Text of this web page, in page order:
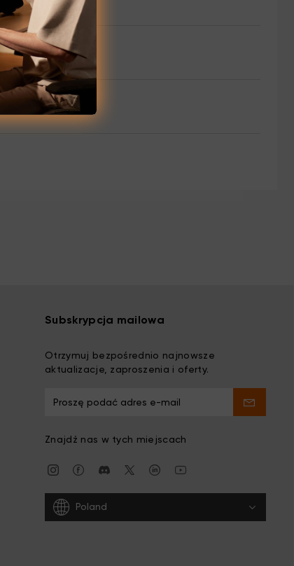
Subskrypcja mailowa
Otrzymuj bezpośrednio najnowsze
aktualizacje, zaproszenia i oferty.
Znajdź nas w tych miejscach
Poland